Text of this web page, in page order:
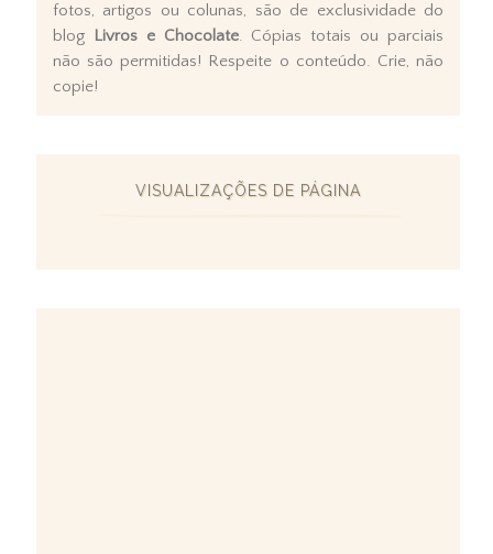
fotos, artigos ou colunas, são de exclusividade do
blog Livros e Chocolate. Cópias totais ou parciais
não são permitidas! Respeite o conteúdo. Crie, não
copie!
VISUALIZAÇÕES DE PÁGINA